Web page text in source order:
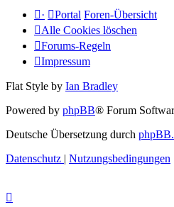
· Portal Foren-Übersicht
Alle Cookies löschen
Forums-Regeln
Impressum
Flat Style by Ian Bradley
Powered by phpBB® Forum
Deutsche Übersetzung durch
Datenschutz | Nutzungsbedingungen